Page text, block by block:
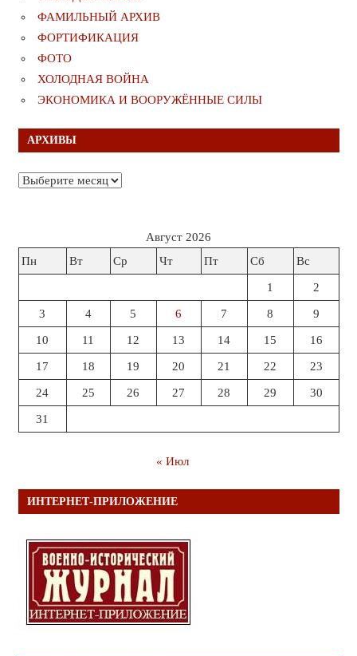
ФАМИЛЬНЫЙ АРХИВ
ФОРТИФИКАЦИЯ
ФОТО
ХОЛОДНАЯ ВОЙНА
ЭКОНОМИКА И ВООРУЖЁННЫЕ СИЛЫ
АРХИВЫ
Архивы
Август 2026
Пн
Вт Ср Чт Пт Сб Вс
1 2
3 4 5 6 7 8 9
10 11 12 13 14 15 16
17 18 19 20 21 22 23
24 25 26 27 28 29 30
31
« Июл
ИНТЕРНЕТ-ПРИЛОЖЕНИЕ